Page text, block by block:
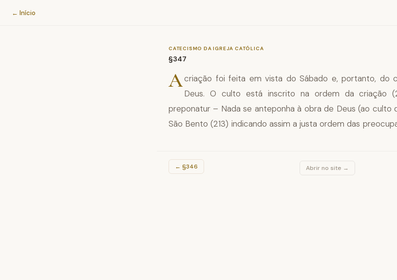
Catecismo da Igreja Católica
← Início
CATECISMO DA IGREJA CATÓLICA
§347
Acriação foi feita em vista do Sábado e, portanto, do
Deus. O culto está inscrito na ordem da criação
preponatur – Nada se anteponha à obra de Deus (ao culto
São Bento (213) indicando assim a justa ordem das
← §346 Abrir no site →